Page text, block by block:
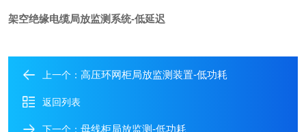
架空绝缘电缆局放监测系统-低延迟
上一个： 高压环网柜局放监测装置-低功耗
返回列表
下一个： 母线柜局放监测-低功耗